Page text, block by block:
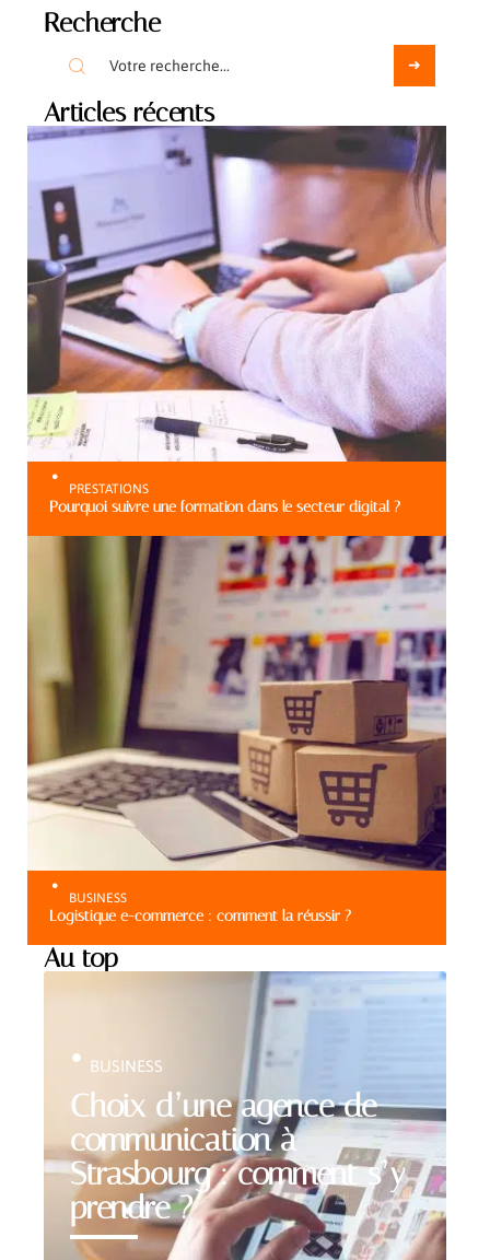
Recherche
Articles récents
PRESTATIONS
Pourquoi suivre une formation dans le secteur digital ?
BUSINESS
Logistique e-commerce : comment la réussir ?
Au top
Choix d’une agence de
communication à
Strasbourg : comment s’y
prendre ?
BUSINESS